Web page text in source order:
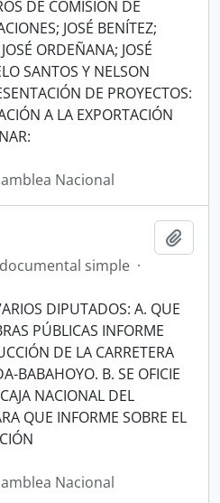
DE COMISIÓN DE
JOSÉ BENÍTEZ;
ORDEÑANA; JOSÉ
SANTOS Y NELSON
DE PROYECTOS:
A LA EXPORTACIÓN
Nacional
simple ·
DIPUTADOS: A. QUE
PÚBLICAS INFORME
DE LA CARRETERA
BABAHOYO. B. SE OFICIE
NACIONAL DEL
QUE INFORME SOBRE EL
Nacional